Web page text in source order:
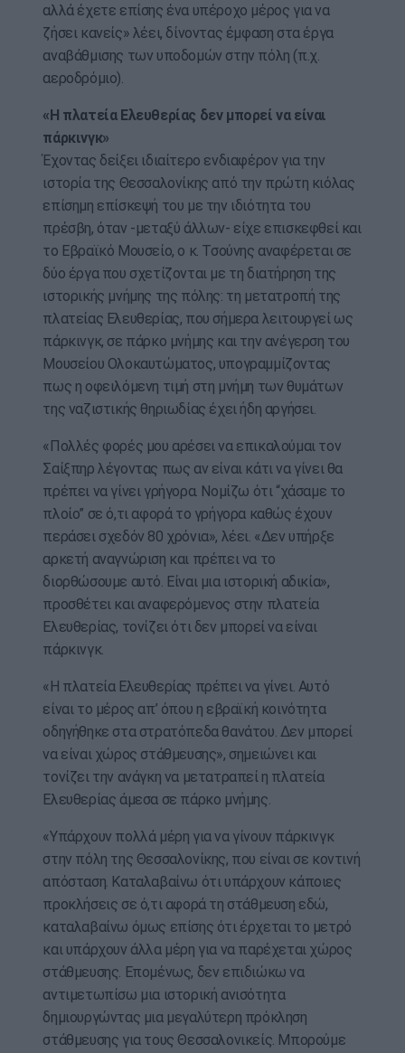
αλλά έχετε επίσης ένα υπέροχο μέρος για να
ζήσει κανείς» λέει, δίνοντας έμφαση στα έργα
αναβάθμισης των υποδομών στην πόλη (π.χ.
αεροδρόμιο).
«Η πλατεία Ελευθερίας δεν μπορεί να είναι
πάρκινγκ»
Έχοντας δείξει ιδιαίτερο ενδιαφέρον για την
ιστορία της Θεσσαλονίκης από την πρώτη κιόλας
επίσημη επίσκεψή του με την ιδιότητα του
πρέσβη, όταν -μεταξύ άλλων- είχε επισκεφθεί και
το Εβραϊκό Μουσείο, ο κ. Τσούνης αναφέρεται σε
δύο έργα που σχετίζονται με τη διατήρηση της
ιστορικής μνήμης της πόλης: τη μετατροπή της
πλατείας Ελευθερίας, που σήμερα λειτουργεί ως
πάρκινγκ, σε πάρκο μνήμης και την ανέγερση του
Μουσείου Ολοκαυτώματος, υπογραμμίζοντας
πως η οφειλόμενη τιμή στη μνήμη των θυμάτων
της ναζιστικής θηριωδίας έχει ήδη αργήσει.
«Πολλές φορές μου αρέσει να επικαλούμαι τον
Σαίξπηρ λέγοντας πως αν είναι κάτι να γίνει θα
πρέπει να γίνει γρήγορα. Νομίζω ότι “χάσαμε το
πλοίο” σε ό,τι αφορά το γρήγορα καθώς έχουν
περάσει σχεδόν 80 χρόνια», λέει. «Δεν υπήρξε
αρκετή αναγνώριση και πρέπει να το
διορθώσουμε αυτό. Είναι μια ιστορική αδικία»,
προσθέτει και αναφερόμενος στην πλατεία
Ελευθερίας, τονίζει ότι δεν μπορεί να είναι
πάρκινγκ.
«Η πλατεία Ελευθερίας πρέπει να γίνει. Αυτό
είναι το μέρος απ’ όπου η εβραϊκή κοινότητα
οδηγήθηκε στα στρατόπεδα θανάτου. Δεν μπορεί
να είναι χώρος στάθμευσης», σημειώνει και
τονίζει την ανάγκη να μετατραπεί η πλατεία
Ελευθερίας άμεσα σε πάρκο μνήμης.
«Υπάρχουν πολλά μέρη για να γίνουν πάρκινγκ
στην πόλη της Θεσσαλονίκης, που είναι σε κοντινή
απόσταση. Καταλαβαίνω ότι υπάρχουν κάποιες
προκλήσεις σε ό,τι αφορά τη στάθμευση εδώ,
καταλαβαίνω όμως επίσης ότι έρχεται το μετρό
και υπάρχουν άλλα μέρη για να παρέχεται χώρος
στάθμευσης. Επομένως, δεν επιδιώκω να
αντιμετωπίσω μια ιστορική ανισότητα
δημιουργώντας μια μεγαλύτερη πρόκληση
στάθμευσης για τους Θεσσαλονικείς. Μπορούμε